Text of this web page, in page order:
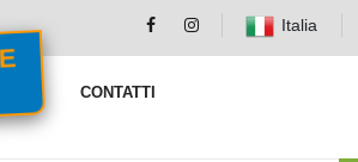
Italia
CONTATTI